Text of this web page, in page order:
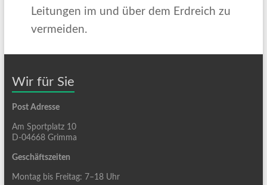
Leitungen im und über dem Erdreich zu
vermeiden.
Wir für Sie
Post Adresse
Am Sportplatz 10
D-04668 Grimma
Geschäftszeiten
Montag bis Freitag: 7–18 Uhr